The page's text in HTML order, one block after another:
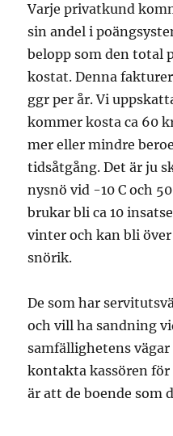
Varje privatkund
sin andel i
belopp som den total
kostat. Denna
ggr per år. Vi
kommer kosta ca 60
mer eller mindre
tidsåtgång. Det är ju
nysnö vid -10 C och
brukar bli ca 10
vinter och kan bli
snörik.
De som har
och vill ha sandning
samfällighetens vägar
kontakta kassören
är att de boende som